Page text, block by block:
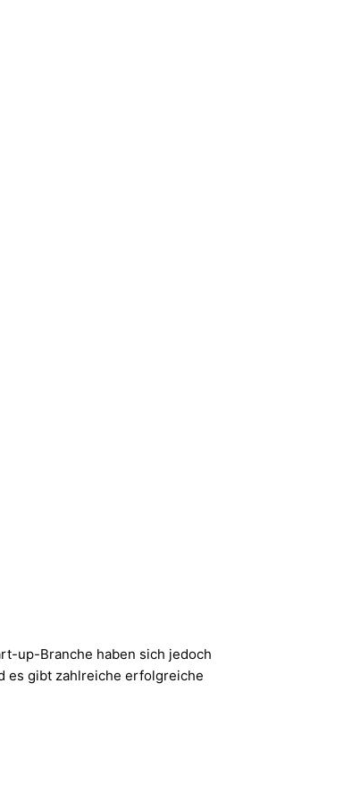
up-Branche haben sich jedoch
es gibt zahlreiche erfolgreiche